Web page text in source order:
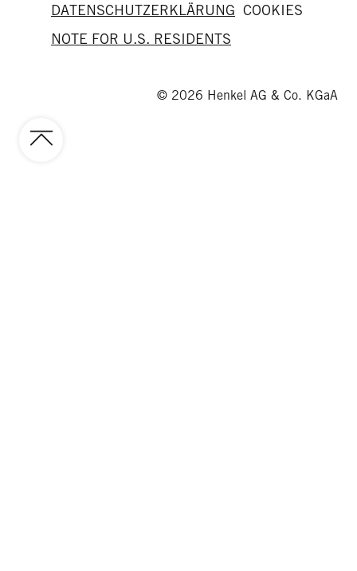
DATENSCHUTZERKLÄRUNG COOKIES
NOTE FOR U.S. RESIDENTS
© 2026 Henkel AG & Co. KGaA